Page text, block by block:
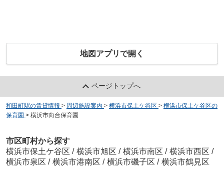
地図アプリで開く
ページトップへ
和田町駅の賃貸情報 > 周辺施設案内 > 横浜市保土ケ谷区 > 横浜市保土ケ谷区の
保育園 > 横浜市向台保育園
市区町村から探す
横浜市保土ケ谷区 / 横浜市旭区 / 横浜市南区 / 横浜市西区 /
横浜市泉区 / 横浜市港南区 / 横浜市磯子区 / 横浜市鶴見区